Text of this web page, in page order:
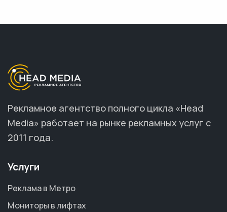
Рекламное агентство полного цикла «Head
Media» работает на рынке рекламных услуг с
2011 года.
Услуги
Реклама в Метро
Мониторы в лифтах